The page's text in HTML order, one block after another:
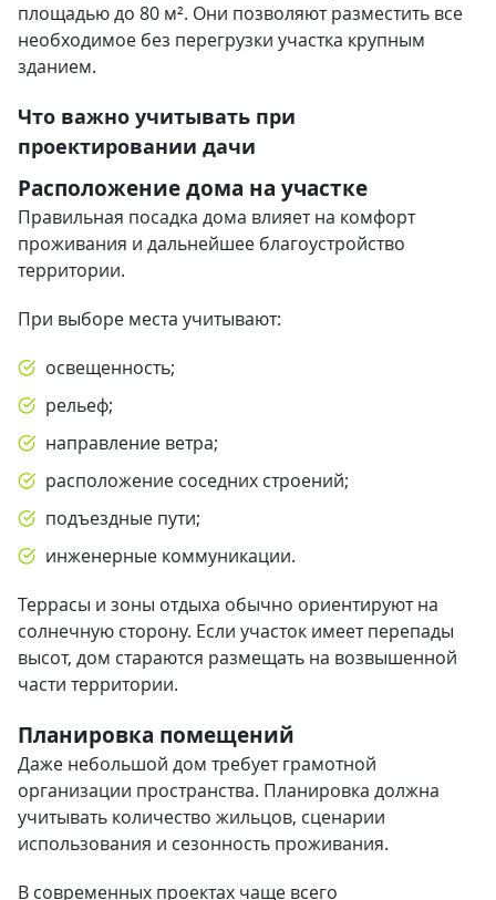
площадью до 80 м². Они позволяют разместить все
необходимое без перегрузки участка крупным
зданием.
Что важно учитывать при
проектировании дачи
Расположение дома на участке
Правильная посадка дома влияет на комфорт
проживания и дальнейшее благоустройство
территории.
При выборе места учитывают:
освещенность;
рельеф;
направление ветра;
расположение соседних строений;
подъездные пути;
инженерные коммуникации.
Террасы и зоны отдыха обычно ориентируют на
солнечную сторону. Если участок имеет перепады
высот, дом стараются размещать на возвышенной
части территории.
Планировка помещений
Даже небольшой дом требует грамотной
организации пространства. Планировка должна
учитывать количество жильцов, сценарии
использования и сезонность проживания.
В современных проектах чаще всего